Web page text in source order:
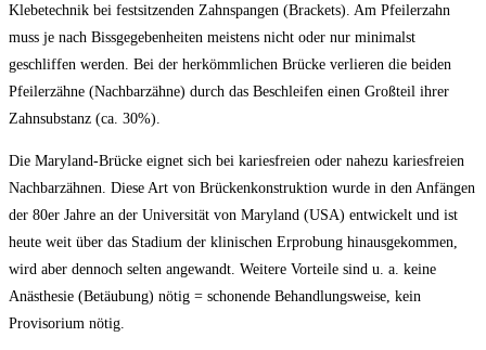
Klebetechnik bei festsitzenden Zahnspangen (Brackets). Am Pfeilerzahn
muss je nach Bissgegebenheiten meistens nicht oder nur minimalst
geschliffen werden. Bei der herkömmlichen Brücke verlieren die beiden
Pfeilerzähne (Nachbarzähne) durch das Beschleifen einen Großteil ihrer
Zahnsubstanz (ca. 30%).
Die Maryland-Brücke eignet sich bei kariesfreien oder nahezu kariesfreien
Nachbarzähnen. Diese Art von Brückenkonstruktion wurde in den Anfängen
der 80er Jahre an der Universität von Maryland (USA) entwickelt und ist
heute weit über das Stadium der klinischen Erprobung hinausgekommen,
wird aber dennoch selten angewandt. Weitere Vorteile sind u. a. keine
Anästhesie (Betäubung) nötig = schonende Behandlungsweise, kein
Provisorium nötig.